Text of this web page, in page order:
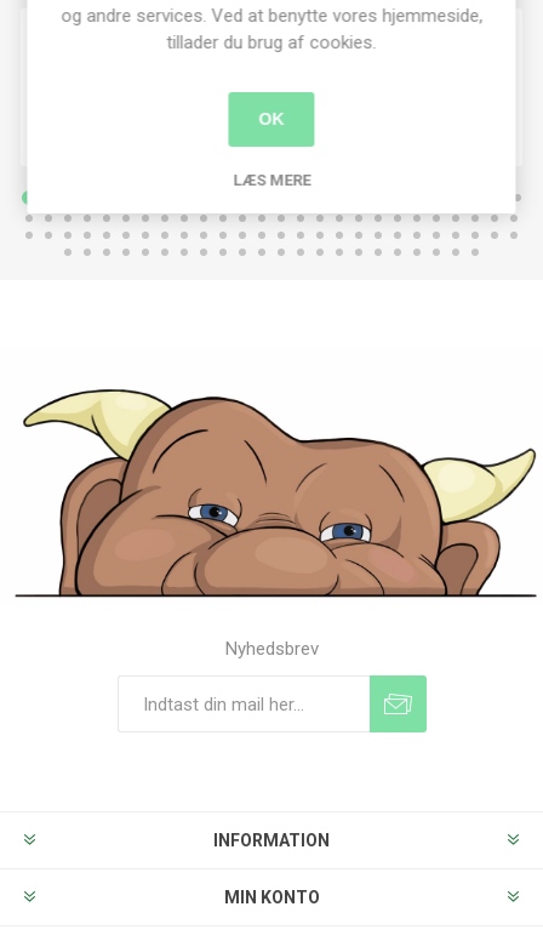
Nyhedsbrev
INFORMATION
MIN KONTO
og andre services. Ved at benytte vores hjemmeside,
tillader du brug af cookies.
OK
LÆS MERE